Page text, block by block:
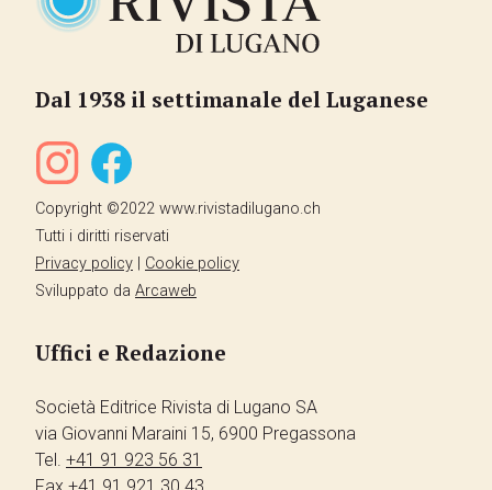
Dal 1938 il settimanale del Luganese
Copyright ©2022 www.rivistadilugano.ch
Tutti i diritti riservati
Privacy policy
Cookie policy
Sviluppato da Arcaweb
Uffici e Redazione
Società Editrice Rivista di Lugano SA
via Giovanni Maraini 15, 6900 Pregassona
Tel. +41 91 923 56 31